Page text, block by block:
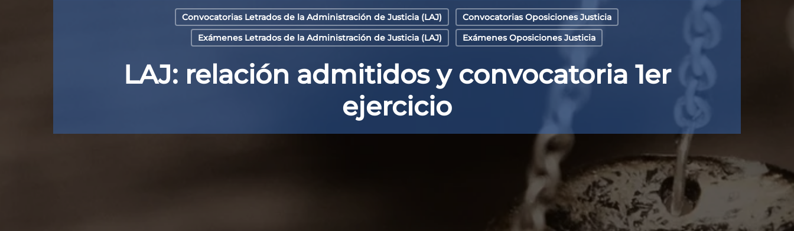
Convocatorias Letrados de la Administración de Justicia (LAJ)
Convocatorias Oposiciones Justicia
Exámenes Letrados de la Administración de Justicia (LAJ)
Exámenes Oposiciones Justicia
LAJ: relación admitidos y convocatoria 1er
ejercicio